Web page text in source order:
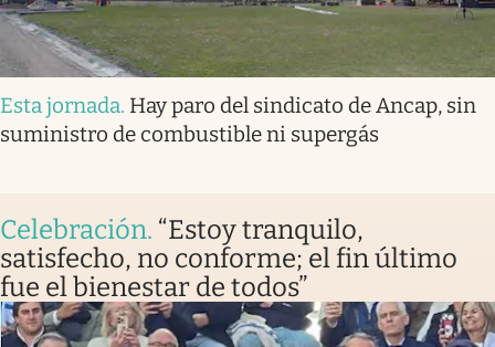
Esta jornada. Hay paro del sindicato de Ancap, sin
suministro de combustible ni supergás
Celebración. “Estoy tranquilo,
satisfecho, no conforme; el fin último
fue el bienestar de todos”